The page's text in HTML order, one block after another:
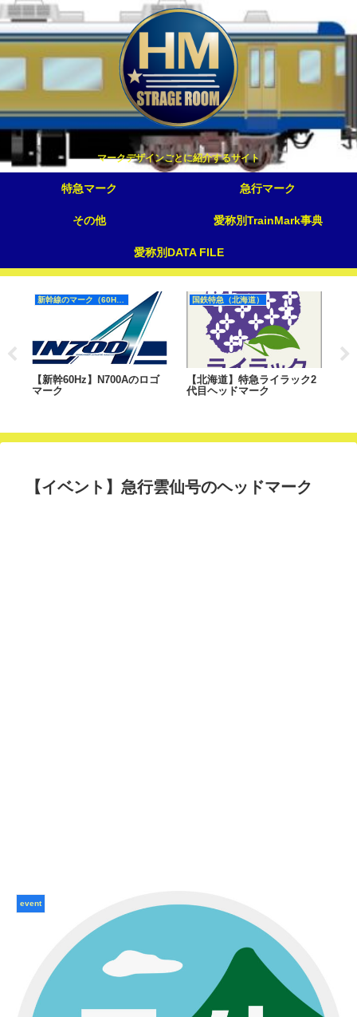
マークデザインごとに紹介するサイト
特急マーク 急行マーク
その他 愛称別TrainMark事典
愛称別DATA FILE
新幹線のマーク（60Hz）
【新幹60Hz】N700Aのロゴ
マーク
国鉄特急（北海道）
【北海道】特急ライラック2
代目ヘッドマーク
【イベント】急行雲仙号のヘッドマーク
event